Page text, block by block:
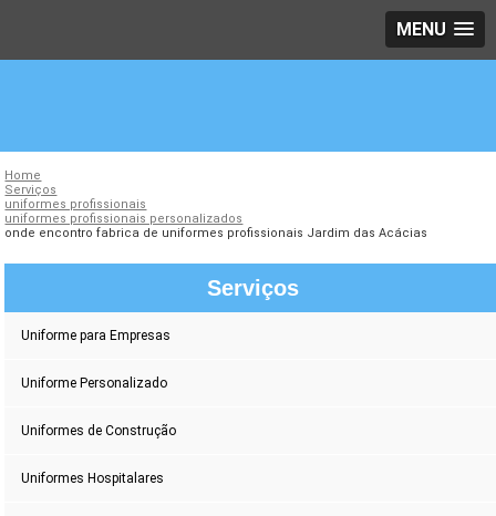
MENU
Home
Serviços
uniformes profissionais
uniformes profissionais personalizados
onde encontro fabrica de uniformes profissionais Jardim das Acácias
Serviços
Uniforme para Empresas
Uniforme Personalizado
Uniformes de Construção
Uniformes Hospitalares